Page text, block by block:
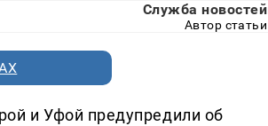
Служба новостей
Автор статьи
и Уфой предупредили об